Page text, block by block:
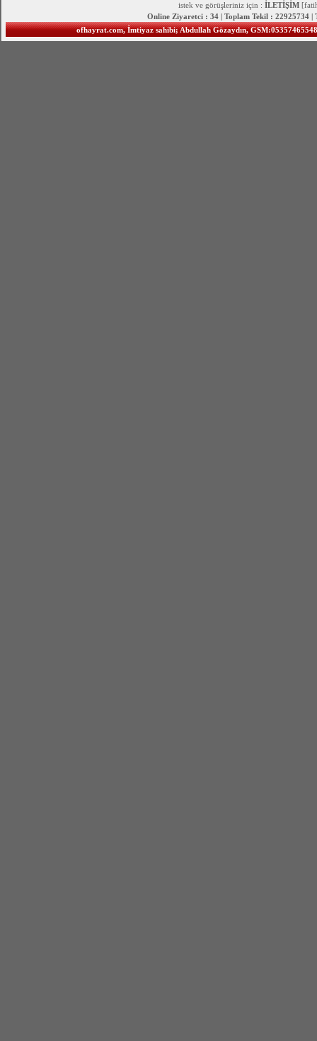
istek ve görüşleriniz için : İLETİŞİM
Online Ziyaretci : 34 | Toplam Tekil : 22925734 |
ofhayrat.com, İmtiyaz sahibi; Abdullah Gözaydın,